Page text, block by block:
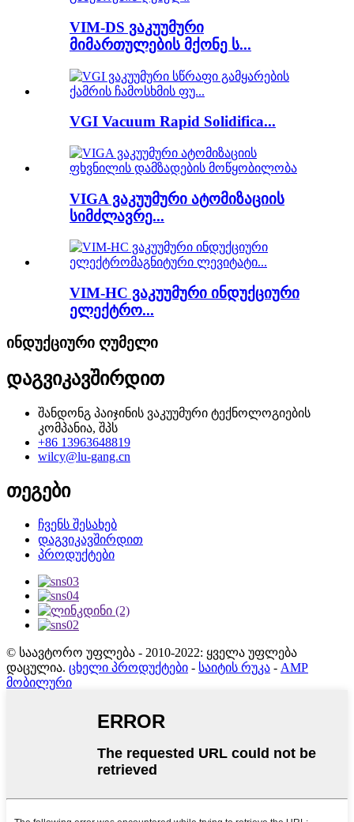
VIM-DS ვაკუუმური
მიმართულების მქონე ს...
VGI Vacuum Rapid Solidifica...
VIGA ვაკუუმური ატომიზაციის
სიმძლავრე...
VIM-HC ვაკუუმური ინდუქციური
ელექტრო...
ინდუქციური ღუმელი
დაგვიკავშირდით
შანდონგ პაიჯინის ვაკუუმური ტექნოლოგიების
კომპანია, შპს
+86 13963648819
wilcy@lu-gang.cn
თეგები
ჩვენს შესახებ
დაგვიკავშირდით
პროდუქტები
© საავტორო უფლება - 2010-2022: ყველა უფლება
დაცულია. ცხელი პროდუქტები - საიტის რუკა - AMP
მობილური